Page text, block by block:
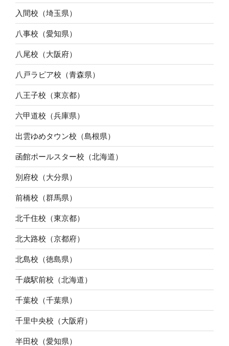
入間校（埼玉県）
八事校（愛知県）
八尾校（大阪府）
八戸ラピア校（青森県）
八王子校（東京都）
六甲道校（兵庫県）
出雲ゆめタウン校（島根県）
函館ポールスター校（北海道）
別府校（大分県）
前橋校（群馬県）
北千住校（東京都）
北大路校（京都府）
北島校（徳島県）
千歳駅前校（北海道）
千葉校（千葉県）
千里中央校（大阪府）
半田校（愛知県）